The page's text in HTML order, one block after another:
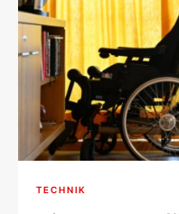
TECHNIK